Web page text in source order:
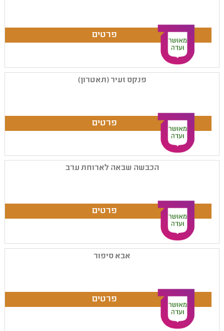
פנקס זעיר (תאטרון)
הכבשה שבאה לארוחת ערב
אבא סיפור